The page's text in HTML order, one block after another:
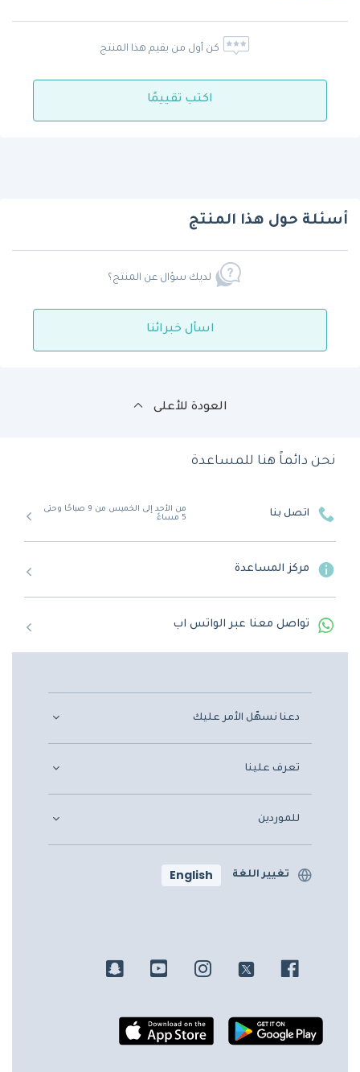
كن أول من يقيم هذا المنتج
اكتب تقييمًا
أسئلة حول هذا المنتج
لديك سؤال عن المنتج؟
اسأل خبرائنا
العودة للأعلى
نحن دائماً هنا للمساعدة
اتصل بنا
من الأحد إلى الخميس من 9 صباحًا وحتى
5 مساءً
مركز المساعدة
تواصل معنا عبر الواتس اب
دعنا نسهّل الأمر عليك
تعرف علينا
للموردين
تغيير اللغة English